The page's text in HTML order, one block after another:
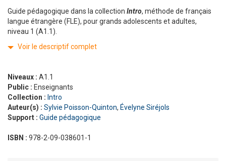
Guide pédagogique dans la collection Intro, méthode de français
langue étrangère (FLE), pour grands adolescents et adultes,
niveau 1 (A1.1).
Voir le descriptif complet
Niveaux : A1.1
Public : Enseignants
Collection : Intro
Auteur(s) : Sylvie Poisson-Quinton, Évelyne Siréjols
Support : Guide pédagogique
ISBN : 978-2-09-038601-1